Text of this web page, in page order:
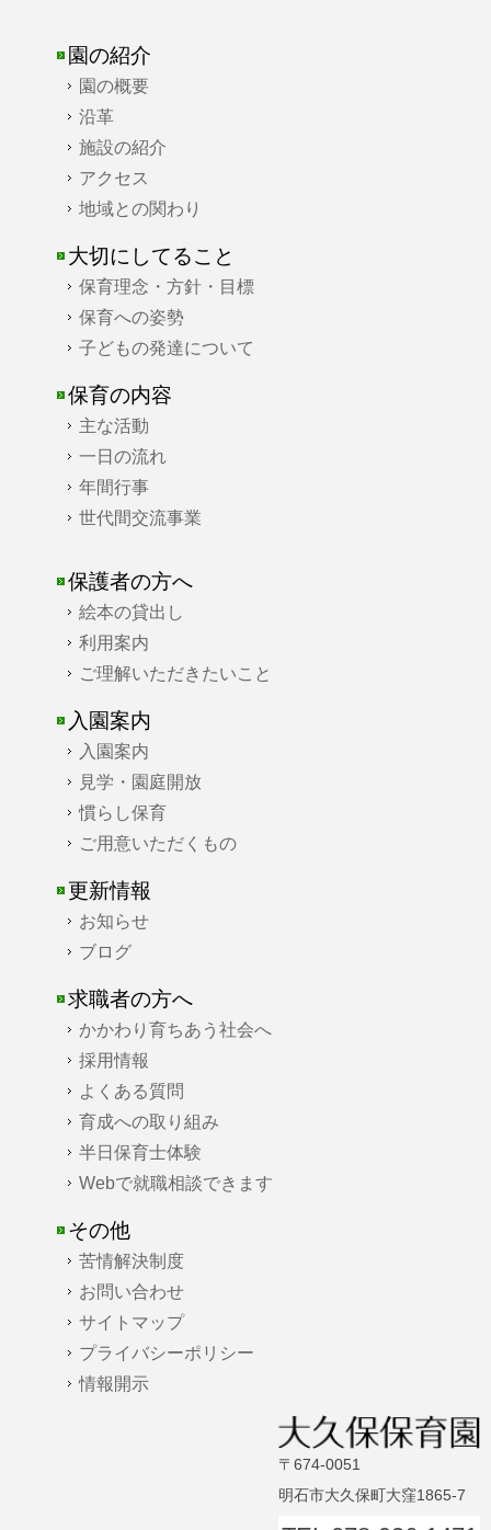
園の紹介
園の概要
沿革
施設の紹介
アクセス
地域との関わり
大切にしてること
保育理念・方針・目標
保育への姿勢
子どもの発達について
保育の内容
主な活動
一日の流れ
年間行事
世代間交流事業
保護者の方へ
絵本の貸出し
利用案内
ご理解いただきたいこと
入園案内
入園案内
見学・園庭開放
慣らし保育
ご用意いただくもの
更新情報
お知らせ
ブログ
求職者の方へ
かかわり育ちあう社会へ
採用情報
よくある質問
育成への取り組み
半日保育士体験
Webで就職相談できます
その他
苦情解決制度
お問い合わせ
サイトマップ
プライバシーポリシー
情報開示
〒674-0051
明石市大久保町大窪1865-7